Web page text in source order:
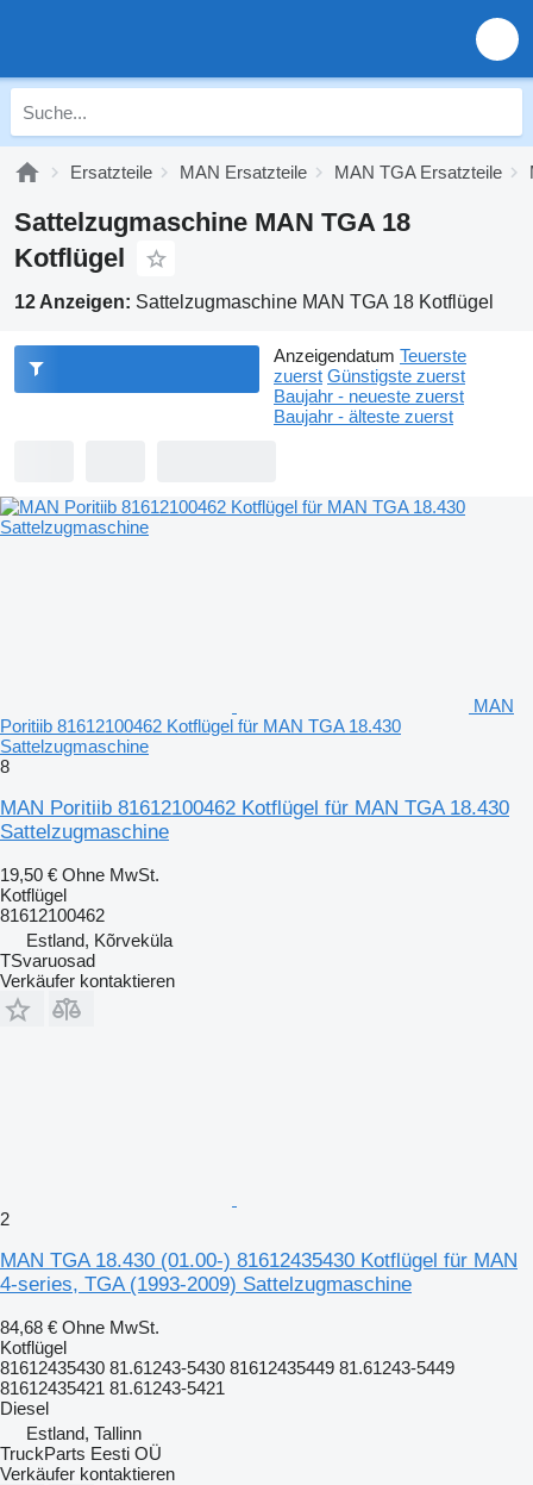
Ersatzteile MAN Ersatzteile MAN TGA Ersatzteile
Sattelzugmaschine MAN TGA 18
Kotflügel
12 Anzeigen: Sattelzugmaschine MAN TGA 18 Kotflügel
Anzeigendatum Teuerste
zuerst Günstigste zuerst
Baujahr - neueste zuerst
Baujahr - älteste zuerst
MAN
Poritiib 81612100462 Kotflügel für MAN TGA 18.430
Sattelzugmaschine
8
MAN Poritiib 81612100462 Kotflügel für MAN TGA 18.430
Sattelzugmaschine
19,50 € Ohne MwSt.
Kotflügel
81612100462
Estland, Kõrveküla
TSvaruosad
Verkäufer kontaktieren
2
MAN TGA 18.430 (01.00-) 81612435430 Kotflügel für MAN
4-series, TGA (1993-2009) Sattelzugmaschine
84,68 € Ohne MwSt.
Kotflügel
81612435430 81.61243-5430 81612435449 81.61243-5449
81612435421 81.61243-5421
Diesel
Estland, Tallinn
TruckParts Eesti OÜ
Verkäufer kontaktieren